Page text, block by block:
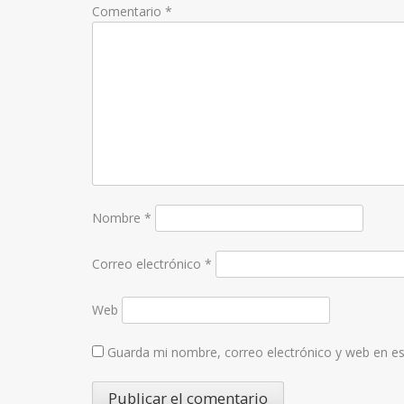
Comentario *
Nombre *
Correo electrónico *
Web
Guarda mi nombre, correo electrónico y web en